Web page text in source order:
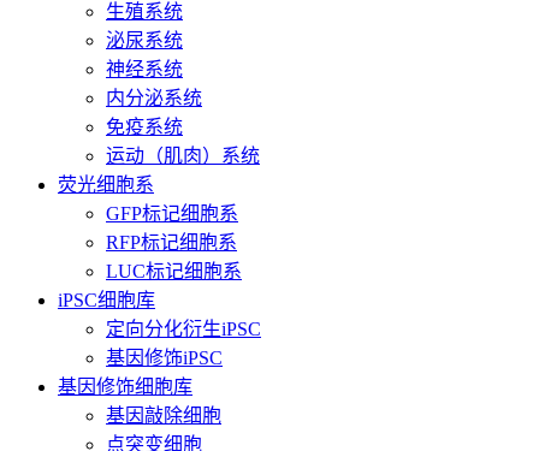
生殖系统
泌尿系统
神经系统
内分泌系统
免疫系统
运动（肌肉）系统
荧光细胞系
GFP标记细胞系
RFP标记细胞系
LUC标记细胞系
iPSC细胞库
定向分化衍生iPSC
基因修饰iPSC
基因修饰细胞库
基因敲除细胞
点突变细胞